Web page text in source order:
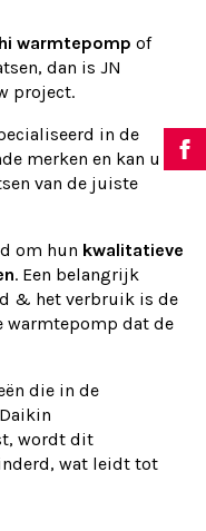
warmtepomp of
dan is JN
project.
in de
merken en kan u
van de juiste
om hun kwalitatieve
. Een belangrijk
& het verbruik is de
warmtepomp dat de
die in de
wordt dit
wat leidt tot